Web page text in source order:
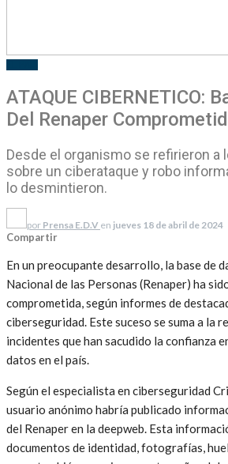
ATAQUE CIBERNETICO:
Del Renaper
Desde el organismo se refirieron a
sobre un ciberataque y robo
lo desmintieron.
por Prensa E.D.V en jueves 18 de abril de 2024
Compartir
En un preocupante desarrollo, la base de
Nacional de las Personas (Renaper) ha
comprometida, según informes de
ciberseguridad. Este suceso se suma a la
incidentes que han sacudido la confianza
datos en el país.
Según el especialista en ciberseguridad
usuario anónimo habría publicado
del Renaper en la deepweb. Esta
documentos de identidad, fotografías,